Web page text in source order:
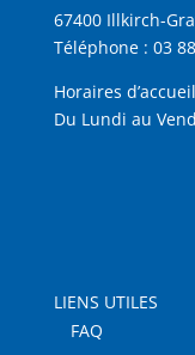
67400 Illkirch-
Téléphone : 03
Horaires
Du Lundi au
LIENS UTILES
FAQ